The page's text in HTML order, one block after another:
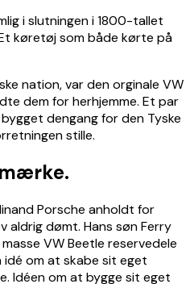
i slutningen i 1800-tallet
køretøj som både kørte på
nation, var den orginale VW
dem for herhjemme. Et par
dengang for den Tyske
stille.
Porsche anholdt for
aldrig dømt. Hans søn Ferry
VW Beetle reservedele
om at skabe sit eget
Idéen om at bygge sit eget